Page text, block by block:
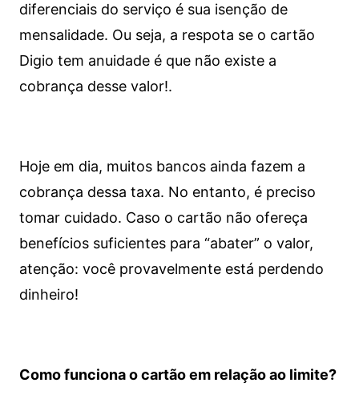
diferenciais do serviço é sua isenção de
mensalidade. Ou seja, a respota se o cartão
Digio tem anuidade é que não existe a
cobrança desse valor!.
Hoje em dia, muitos bancos ainda fazem a
cobrança dessa taxa. No entanto, é preciso
tomar cuidado. Caso o cartão não ofereça
benefícios suficientes para “abater” o valor,
atenção: você provavelmente está perdendo
dinheiro!
Como funciona o cartão em relação ao limite?